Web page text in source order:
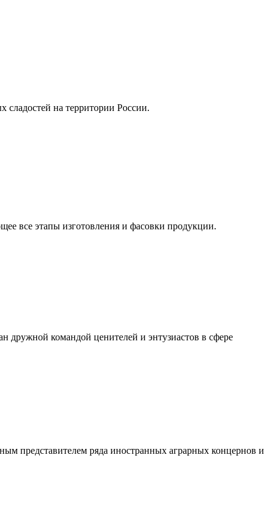
на территории России.
все этапы изготовления и фасовки продукции.
дружной командой ценителей и энтузиастов в сфере
представителем ряда иностранных аграрных концернов и